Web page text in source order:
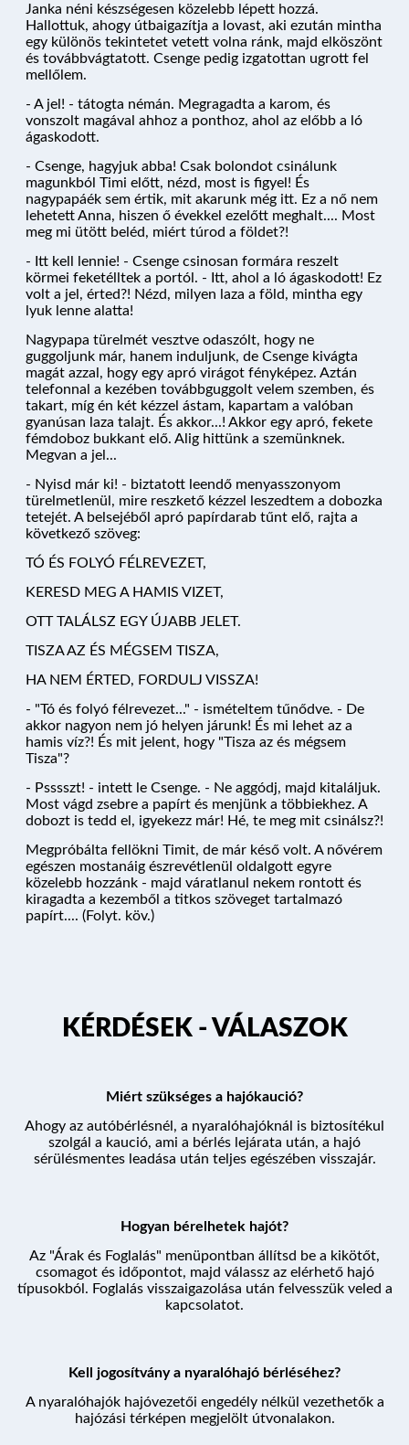
NYARALÓHAJÓZÁS
HAJÓK
KIKÖTŐK
ÚTVONALAK
PROGRAM
ÁRAK ÉS FOGLALÁS
Janka néni készségesen közelebb lépett hozzá.
Hallottuk, ahogy útbaigazítja a lovast, aki ezután mintha
egy különös tekintetet vetett volna ránk, majd elköszönt
és továbbvágtatott. Csenge pedig izgatottan ugrott fel
mellőlem.
- A jel! - tátogta némán. Megragadta a karom, és
vonszolt magával ahhoz a ponthoz, ahol az előbb a ló
ágaskodott.
- Csenge, hagyjuk abba! Csak bolondot csinálunk
magunkból Timi előtt, nézd, most is figyel! És
nagypapáék sem értik, mit akarunk még itt. Ez a nő nem
lehetett Anna, hiszen ő évekkel ezelőtt meghalt.... Most
meg mi ütött beléd, miért túrod a földet?!
- Itt kell lennie! - Csenge csinosan formára reszelt
körmei feketélltek a portól. - Itt, ahol a ló ágaskodott! Ez
volt a jel, érted?! Nézd, milyen laza a föld, mintha egy
lyuk lenne alatta!
Nagypapa türelmét vesztve odaszólt, hogy ne
guggoljunk már, hanem induljunk, de Csenge kivágta
magát azzal, hogy egy apró virágot fényképez. Aztán
telefonnal a kezében továbbguggolt velem szemben, és
takart, míg én két kézzel ástam, kapartam a valóban
gyanúsan laza talajt. És akkor...! Akkor egy apró, fekete
fémdoboz bukkant elő. Alig hittünk a szemünknek.
Megvan a jel...
- Nyisd már ki! - biztatott leendő menyasszonyom
türelmetlenül, mire reszkető kézzel leszedtem a dobozka
tetejét. A belsejéből apró papírdarab tűnt elő, rajta a
következő szöveg:
TÓ ÉS FOLYÓ FÉLREVEZET,
KERESD MEG A HAMIS VIZET,
OTT TALÁLSZ EGY ÚJABB JELET.
TISZA AZ ÉS MÉGSEM TISZA,
HA NEM ÉRTED, FORDULJ VISSZA!
- "Tó és folyó félrevezet..." - ismételtem tűnődve. - De
akkor nagyon nem jó helyen járunk! És mi lehet az a
hamis víz?! És mit jelent, hogy "Tisza az és mégsem
Tisza"?
- Psssszt! - intett le Csenge. - Ne aggódj, majd kitaláljuk.
Most vágd zsebre a papírt és menjünk a többiekhez. A
dobozt is tedd el, igyekezz már! Hé, te meg mit csinálsz?!
Megpróbálta fellökni Timit, de már késő volt. A nővérem
egészen mostanáig észrevétlenül oldalgott egyre
közelebb hozzánk - majd váratlanul nekem rontott és
kiragadta a kezemből a titkos szöveget tartalmazó
papírt.... (Folyt. köv.)
KÉRDÉSEK - VÁLASZOK
Miért szükséges a hajókaució?
Ahogy az autóbérlésnél, a nyaralóhajóknál is biztosítékul
szolgál a kaució, ami a bérlés lejárata után, a hajó
sérülésmentes leadása után teljes egészében visszajár.
Hogyan bérelhetek hajót?
Az "Árak és Foglalás" menüpontban állítsd be a kikötőt,
csomagot és időpontot, majd válassz az elérhető hajó
típusokból. Foglalás visszaigazolása után felvesszük veled a
kapcsolatot.
Kell jogosítvány a nyaralóhajó bérléséhez?
A nyaralóhajók hajóvezetői engedély nélkül vezethetők a
hajózási térképen megjelölt útvonalakon.